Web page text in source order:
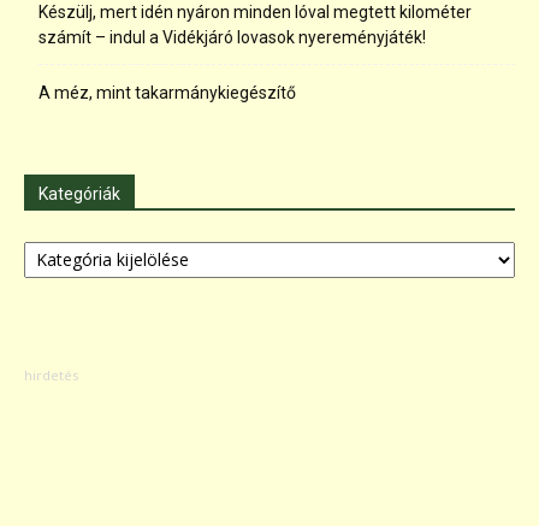
Készülj, mert idén nyáron minden lóval megtett kilométer
számít – indul a Vidékjáró lovasok nyereményjáték!
A méz, mint takarmánykiegészítő
Kategóriák
Kategóriák